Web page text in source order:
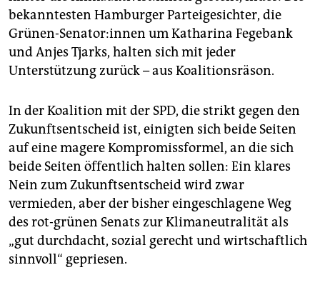
bekanntesten Hamburger Parteigesichter, die
Grünen-Senator:innen um Katharina Fegebank
und Anjes Tjarks, halten sich mit jeder
Unterstützung zurück – aus Koalitionsräson.
In der Koalition mit der SPD, die strikt gegen den
Zukunftsentscheid ist, einigten sich beide Seiten
auf eine magere Kompromissformel, an die sich
beide Seiten öffentlich halten sollen: Ein klares
Nein zum Zukunftsentscheid wird zwar
vermieden, aber der bisher eingeschlagene Weg
des rot-grünen Senats zur Klimaneutralität als
„gut durchdacht, sozial gerecht und wirtschaftlich
sinnvoll“ gepriesen.